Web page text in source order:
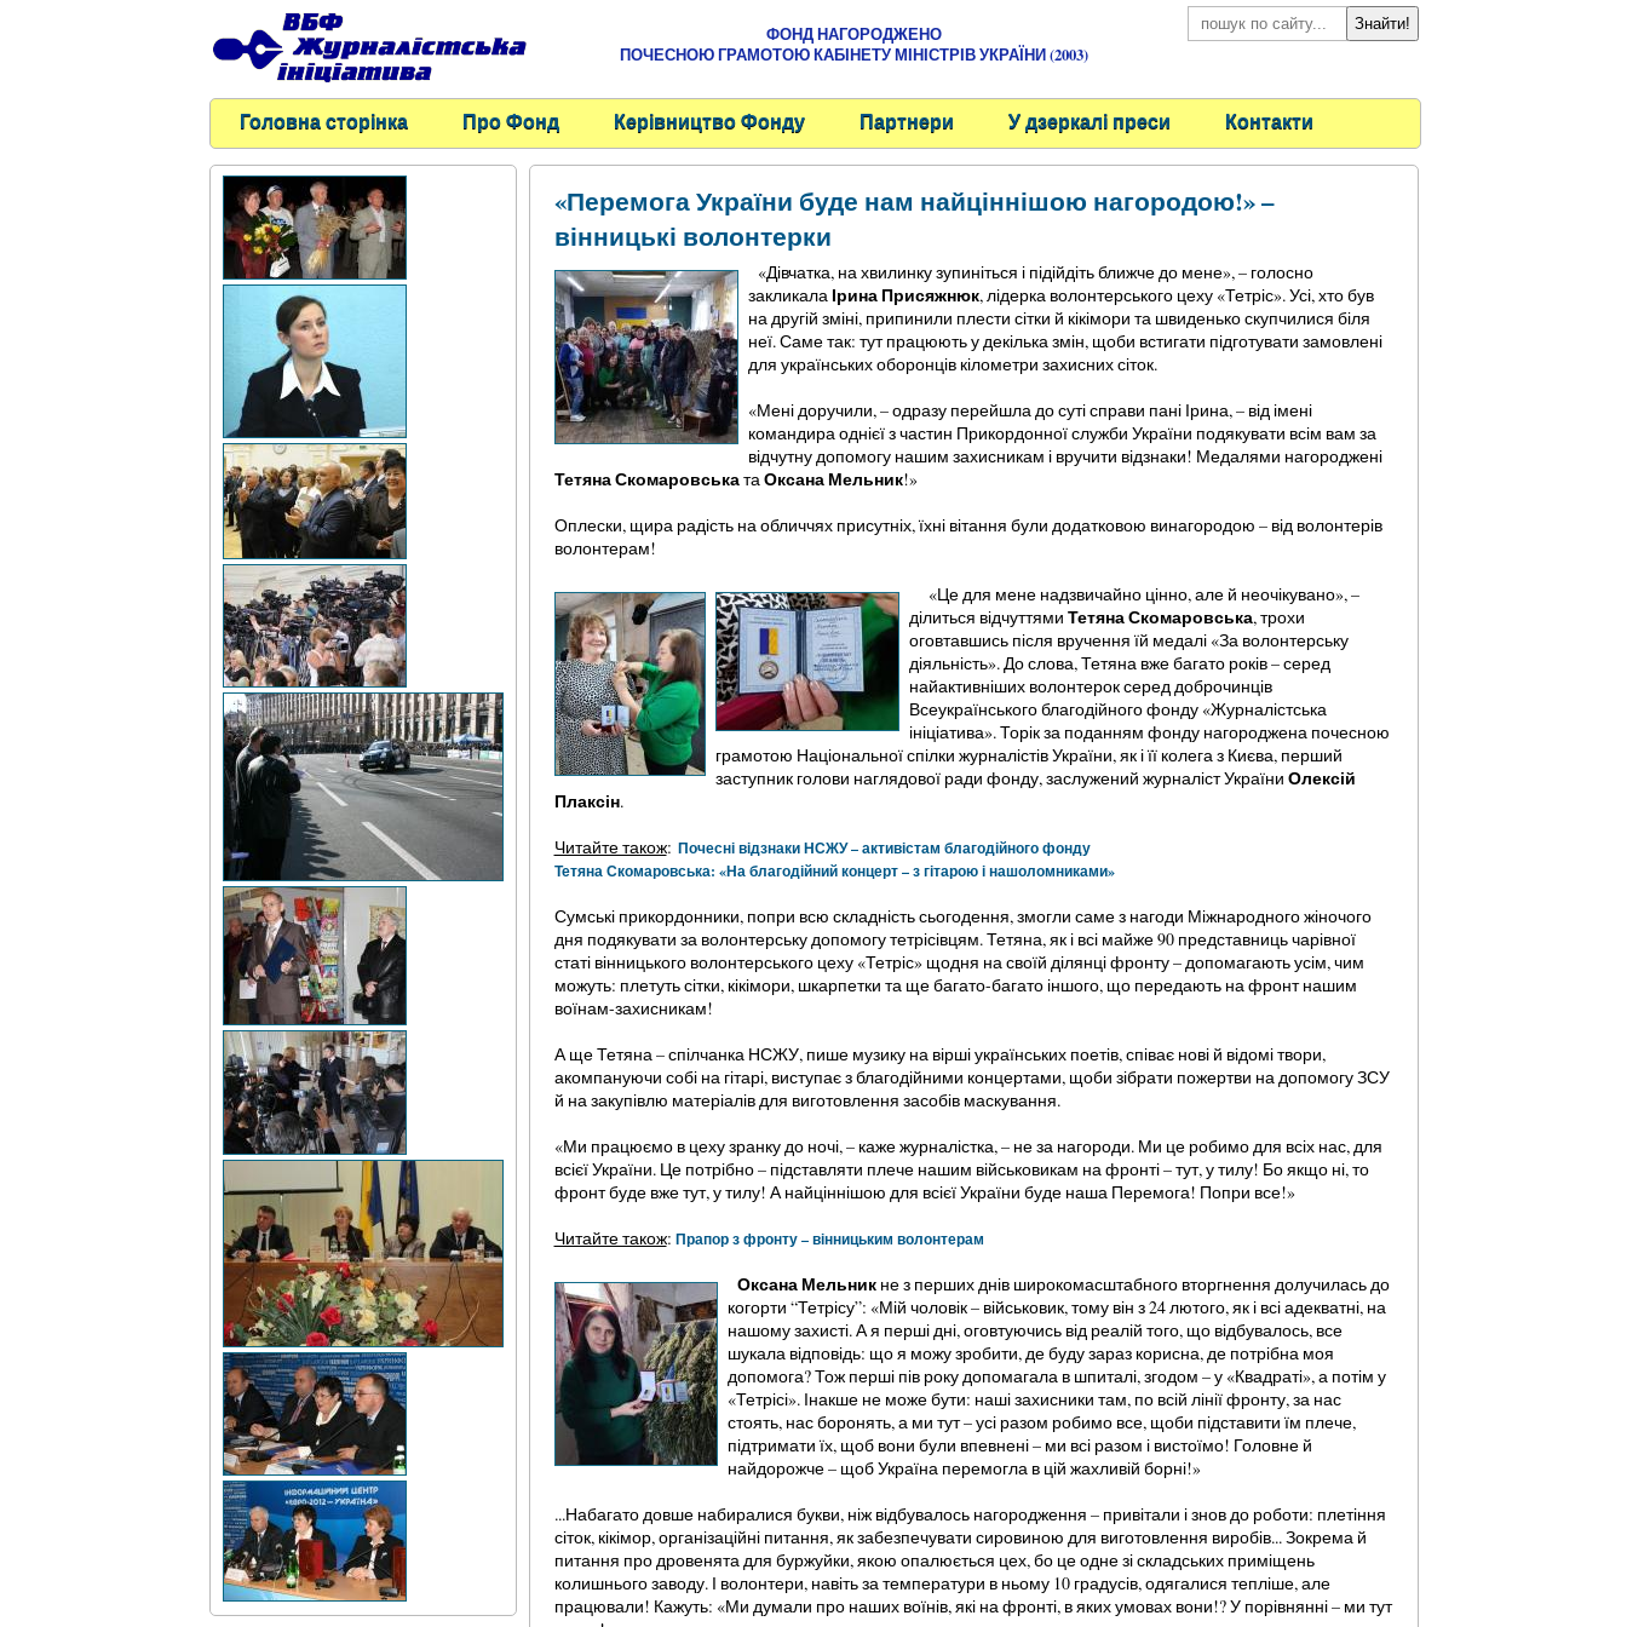
ФОНД НАГОРОДЖЕНО
ПОЧЕСНОЮ ГРАМОТОЮ КАБІНЕТУ МІНІСТРІВ УКРАЇНИ (2003)
Головна сторінка Про Фонд Керівництво Фонду Партнери У дзеркалі преси Контакти
«Перемога України буде нам найціннішою нагородою!» –
вінницькі волонтерки
«Дівчатка, на хвилинку зупиніться і підійдіть ближче до мене», – голосно
закликала Ірина Присяжнюк, лідерка волонтерського цеху «Тетріс». Усі, хто був
на другій зміні, припинили плести сітки й кікімори та швиденько скупчилися біля
неї. Саме так: тут працюють у декілька змін, щоби встигати підготувати замовлені
для українських оборонців кілометри захисних сіток.
«Мені доручили, – одразу перейшла до суті справи пані Ірина, – від імені
командира однієї з частин Прикордонної служби України подякувати всім вам за
відчутну допомогу нашим захисникам і вручити відзнаки! Медалями нагороджені
Тетяна СкомаровськатаОксана Мельник!»
Оплески, щира радість на обличчях присутніх, їхні вітання були додатковою винагородою – від волонтерів
волонтерам!
«Це для мене надзвичайно цінно, але й неочікувано», –
ділиться відчуттямиТетяна Скомаровська, трохи
оговтавшись після вручення їй медалі «За волонтерську
діяльність». До слова, Тетяна вже багато років – серед
найактивніших волонтерок серед доброчинців
Всеукраїнського благодійного фонду «Журналістська
ініціатива». Торік за поданням фонду нагороджена почесною
грамотою Національної спілки журналістів України, як і її колега з Києва, перший
заступник голови наглядової ради фонду, заслужений журналіст України Олексій
Плаксін.
Читайте також: Почесні відзнаки НСЖУ – активістам благодійного фонду
Тетяна Скомаровська: «На благодійний концерт – з гітарою і нашоломниками»
Сумські прикордонники, попри всю складність сьогодення, змогли саме з нагоди Міжнародного жіночого
дня подякувати за волонтерську допомогу тетрісівцям. Тетяна, як і всі майже 90 представниць чарівної
статі вінницького волонтерського цеху «Тетріс» щодня на своїй ділянці фронту – допомагають усім, чим
можуть: плетуть сітки, кікімори, шкарпетки та ще багато-багато іншого, що передають на фронт нашим
воїнам-захисникам!
А ще Тетяна – спілчанка НСЖУ, пише музику на вірші українських поетів, співає нові й відомі твори,
акомпануючи собі на гітарі, виступає з благодійними концертами, щоби зібрати пожертви на допомогу ЗСУ
й на закупівлю матеріалів для виготовлення засобів маскування.
«Ми працюємо в цеху зранку до ночі, – каже журналістка, – не за нагороди. Ми це робимо для всіх нас, для
всієї України. Це потрібно – підставляти плече нашим військовикам на фронті – тут, у тилу! Бо якщо ні, то
фронт буде вже тут, у тилу! А найціннішою для всієї України буде наша Перемога! Попри все!»
Читайте також: Прапор з фронту – вінницьким волонтерам
Оксана Мельникне з перших днів широкомасштабного вторгнення долучилась до
когорти “Тетрісу”: «Мій чоловік – військовик, тому він з 24 лютого, як і всі адекватні, на
нашому захисті. А я перші дні, оговтуючись від реалій того, що відбувалось, все
шукала відповідь: що я можу зробити, де буду зараз корисна, де потрібна моя
допомога? Тож перші пів року допомагала в шпиталі, згодом – у «Квадраті», а потім у
«Тетрісі». Інакше не може бути: наші захисники там, по всій лінії фронту, за нас
стоять, нас боронять, а ми тут – усі разом робимо все, щоби підставити їм плече,
підтримати їх, щоб вони були впевнені – ми всі разом і вистоїмо! Головне й
найдорожче – щоб Україна перемогла в цій жахливій борні!»
...Набагато довше набиралися букви, ніж відбувалось нагородження – привітали і знов до роботи: плетіння
сіток, кікімор, організаційні питання, як забезпечувати сировиною для виготовлення виробів... Зокрема й
питання про дровенята для буржуйки, якою опалюється цех, бо це одне зі складських приміщень
колишнього заводу. І волонтери, навіть за температури в ньому 10 градусів, одягалися тепліше, але
працювали! Кажуть: «Ми думали про наших воїнів, які на фронті, в яких умовах вони!? У порівнянні – ми тут